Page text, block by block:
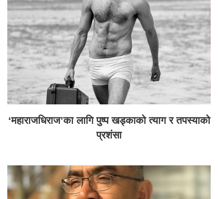
‘महाराजधिराज’का लागि पुष्प खड्काको त्याग र तपस्याको
प्रशंसा